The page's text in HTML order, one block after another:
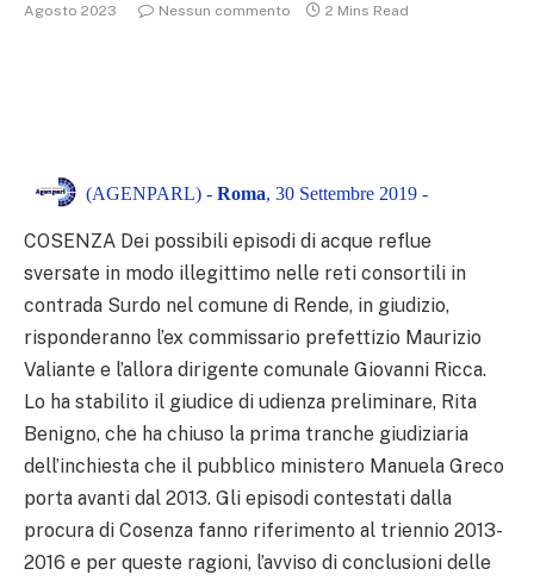
Agosto 2023
Nessun commento 2 Mins Read
(AGENPARL) - Roma, 30 Settembre 2019 -
COSENZA Dei possibili episodi di acque reflue
sversate in modo illegittimo nelle reti consortili in
contrada Surdo nel comune di Rende, in giudizio,
risponderanno l’ex commissario prefettizio Maurizio
Valiante e l’allora dirigente comunale Giovanni Ricca.
Lo ha stabilito il giudice di udienza preliminare, Rita
Benigno, che ha chiuso la prima tranche giudiziaria
dell’inchiesta che il pubblico ministero Manuela Greco
porta avanti dal 2013. Gli episodi contestati dalla
procura di Cosenza fanno riferimento al triennio 2013-
2016 e per queste ragioni, l’avviso di conclusioni delle